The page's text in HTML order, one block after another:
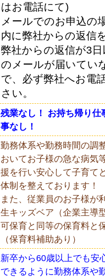
はお電話にて)
メールでのお申込の
内に弊社からの返信
弊社からの返信が3
のメールが届いてい
で、必ず弊社へお電
さい。
残業なし！ お持ち帰り
事なし！
勤務体系や勤務時間の調
おいてお子様の急な病気
援を行い安心して子育て
体制を整えております！
また、従業員のお子様が
生キッズベア（企業主導
可保育と同等の保育料と
（保育料補助あり）
新卒から60歳以上でも安
できるように勤務体系や